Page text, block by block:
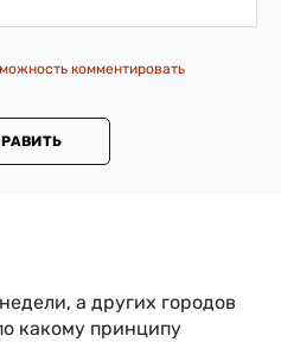
комментировать
а других городов
какому принципу